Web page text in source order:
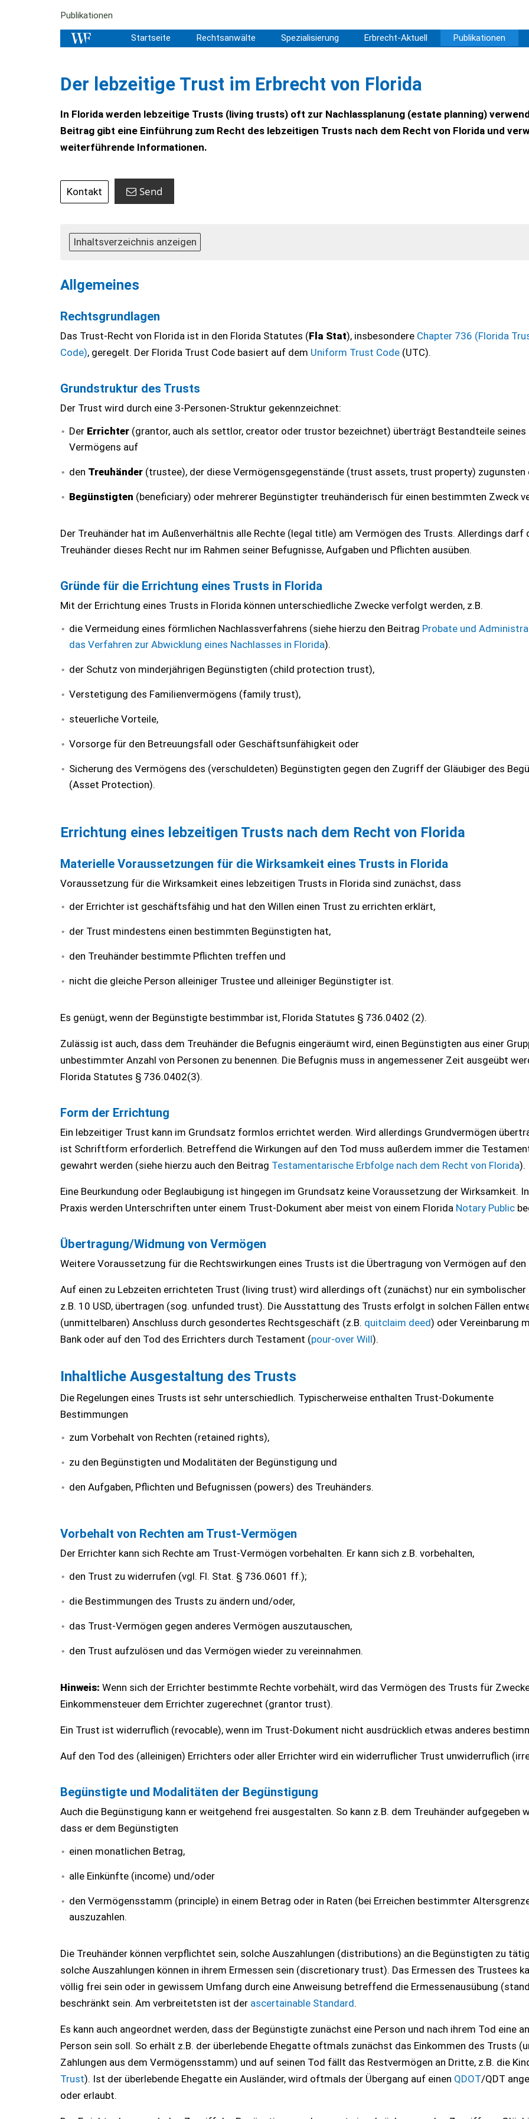
Publikationen
Startseite Rechtsanwälte Spezialisierung Erbrecht-Aktuell Publikationen
Der lebzeitige Trust im Erbrecht von Florida
In Florida werden lebzeitige Trusts (living trusts) oft zur Nachlassplanung (estate planning)
Beitrag gibt eine Einführung zum Recht des lebzeitigen Trusts nach dem Recht von Florida und
weiterführende Informationen.
Kontakt Send
Inhaltsverzeichnis anzeigen
Allgemeines
Rechtsgrundlagen
Das Trust-Recht von Florida ist in den Florida Statutes (Fla Stat), insbesondere Chapter 736 (Florida
Code), geregelt. Der Florida Trust Code basiert auf dem Uniform Trust Code (UTC).
Grundstruktur des Trusts
Der Trust wird durch eine 3-Personen-Struktur gekennzeichnet:
Der Errichter (grantor, auch als settlor, creator oder trustor bezeichnet) überträgt Bestandteile seines
Vermögens auf
den Treuhänder (trustee), der diese Vermögensgegenstände (trust assets, trust property) zugunsten
Begünstigten (beneficiary) oder mehrerer Begünstigter treuhänderisch für einen bestimmten Zweck
Der Treuhänder hat im Außenverhältnis alle Rechte (legal title) am Vermögen des Trusts. Allerdings darf
Treuhänder dieses Recht nur im Rahmen seiner Befugnisse, Aufgaben und Pflichten ausüben.
Gründe für die Errichtung eines Trusts in Florida
Mit der Errichtung eines Trusts in Florida können unterschiedliche Zwecke verfolgt werden, z.B.
die Vermeidung eines förmlichen Nachlassverfahrens (siehe hierzu den Beitrag Probate und
das Verfahren zur Abwicklung eines Nachlasses in Florida).
der Schutz von minderjährigen Begünstigten (child protection trust),
Verstetigung des Familienvermögens (family trust),
steuerliche Vorteile,
Vorsorge für den Betreuungsfall oder Geschäftsunfähigkeit oder
Sicherung des Vermögens des (verschuldeten) Begünstigten gegen den Zugriff der Gläubiger des
(Asset Protection).
Errichtung eines lebzeitigen Trusts nach dem Recht von Florida
Materielle Voraussetzungen für die Wirksamkeit eines Trusts in Florida
Voraussetzung für die Wirksamkeit eines lebzeitigen Trusts in Florida sind zunächst, dass
der Errichter ist geschäftsfähig und hat den Willen einen Trust zu errichten erklärt,
der Trust mindestens einen bestimmten Begünstigten hat,
den Treuhänder bestimmte Pflichten treffen und
nicht die gleiche Person alleiniger Trustee und alleiniger Begünstigter ist.
Es genügt, wenn der Begünstigte bestimmbar ist, Florida Statutes § 736.0402 (2).
Zulässig ist auch, dass dem Treuhänder die Befugnis eingeräumt wird, einen Begünstigten aus einer
unbestimmter Anzahl von Personen zu benennen. Die Befugnis muss in angemessener Zeit ausgeübt
Florida Statutes § 736.0402(3).
Form der Errichtung
Ein lebzeitiger Trust kann im Grundsatz formlos errichtet werden. Wird allerdings Grundvermögen
ist Schriftform erforderlich. Betreffend die Wirkungen auf den Tod muss außerdem immer die
gewahrt werden (siehe hierzu auch den Beitrag Testamentarische Erbfolge nach dem Recht von Florida).
Eine Beurkundung oder Beglaubigung ist hingegen im Grundsatz keine Voraussetzung der Wirksamkeit.
Praxis werden Unterschriften unter einem Trust-Dokument aber meist von einem Florida Notary Public
Übertragung/Widmung von Vermögen
Weitere Voraussetzung für die Rechtswirkungen eines Trusts ist die Übertragung von Vermögen auf
Auf einen zu Lebzeiten errichteten Trust (living trust) wird allerdings oft (zunächst) nur ein symbolischer
z.B. 10 USD, übertragen (sog. unfunded trust). Die Ausstattung des Trusts erfolgt in solchen Fällen
(unmittelbaren) Anschluss durch gesondertes Rechtsgeschäft (z.B. quitclaim deed) oder Vereinbarung
Bank oder auf den Tod des Errichters durch Testament (pour-over Will).
Inhaltliche Ausgestaltung des Trusts
Die Regelungen eines Trusts ist sehr unterschiedlich. Typischerweise enthalten Trust-Dokumente
Bestimmungen
zum Vorbehalt von Rechten (retained rights),
zu den Begünstigten und Modalitäten der Begünstigung und
den Aufgaben, Pflichten und Befugnissen (powers) des Treuhänders.
Vorbehalt von Rechten am Trust-Vermögen
Der Errichter kann sich Rechte am Trust-Vermögen vorbehalten. Er kann sich z.B. vorbehalten,
den Trust zu widerrufen (vgl. Fl. Stat. § 736.0601 ff.);
die Bestimmungen des Trusts zu ändern und/oder,
das Trust-Vermögen gegen anderes Vermögen auszutauschen,
den Trust aufzulösen und das Vermögen wieder zu vereinnahmen.
Hinweis: Wenn sich der Errichter bestimmte Rechte vorbehält, wird das Vermögen des Trusts für
Einkommensteuer dem Errichter zugerechnet (grantor trust).
Ein Trust ist widerruflich (revocable), wenn im Trust-Dokument nicht ausdrücklich etwas anderes
Auf den Tod des (alleinigen) Errichters oder aller Errichter wird ein widerruflicher Trust unwiderruflich
Begünstigte und Modalitäten der Begünstigung
Auch die Begünstigung kann er weitgehend frei ausgestalten. So kann z.B. dem Treuhänder aufgegeben
dass er dem Begünstigten
einen monatlichen Betrag,
alle Einkünfte (income) und/oder
den Vermögensstamm (principle) in einem Betrag oder in Raten (bei Erreichen bestimmter
auszuzahlen.
Die Treuhänder können verpflichtet sein, solche Auszahlungen (distributions) an die Begünstigten zu
solche Auszahlungen können in ihrem Ermessen sein (discretionary trust). Das Ermessen des Trustees
völlig frei sein oder in gewissem Umfang durch eine Anweisung betreffend die Ermessenausübung
beschränkt sein. Am verbreitetsten ist der ascertainable Standard.
Es kann auch angeordnet werden, dass der Begünstigte zunächst eine Person und nach ihrem Tod eine
Person sein soll. So erhält z.B. der überlebende Ehegatte oftmals zunächst das Einkommen des Trusts
Zahlungen aus dem Vermögensstamm) und auf seinen Tod fällt das Restvermögen an Dritte, z.B. die
Trust). Ist der überlebende Ehegatte ein Ausländer, wird oftmals der Übergang auf einen QDOT/QDT
oder erlaubt.